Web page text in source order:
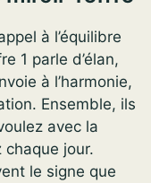
à l’équilibre
1 parle d’élan,
à l’harmonie,
Ensemble, ils
avec la
jour.
le signe que